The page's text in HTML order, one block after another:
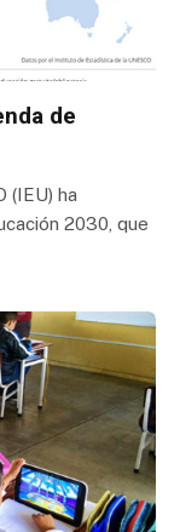
de
(IEU) ha
2030, que